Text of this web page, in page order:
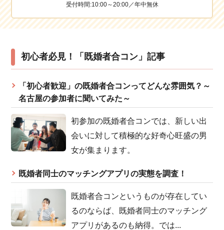
受付時間:10:00～20:00／年中無休
初心者必見！「既婚者合コン」記事
「初心者歓迎」の既婚者合コンってどんな雰囲気？～
名古屋の参加者に聞いてみた～
初参加の既婚者合コンでは、新しい出
会いに対して積極的な好奇心旺盛の男
女が集まります。
既婚者同士のマッチングアプリの実態を調査！
既婚者合コンというものが存在してい
るのならば、既婚者同士のマッチング
アプリがあるのも納得。では...